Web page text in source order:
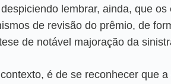
lembrar, ainda, que os
de revisão do prêmio, de
de notável majoração da
é de se reconhecer que